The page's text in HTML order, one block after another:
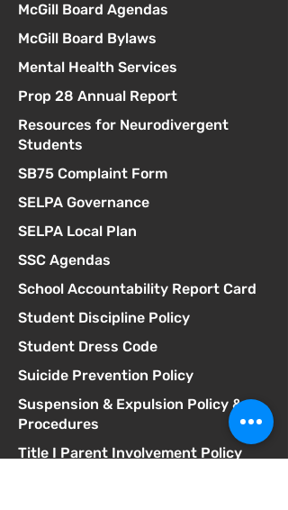
McGill Board Agendas
McGill Board Bylaws
Mental Health Services
Prop 28 Annual Report
Resources for Neurodivergent
Students
SB75 Complaint Form
SELPA Governance
SELPA Local Plan
SSC Agendas
School Accountability Report Card
Student Discipline Policy
Student Dress Code
Suicide Prevention Policy
Suspension & Expulsion Policy &
Procedures
Title I Parent Involvement Policy